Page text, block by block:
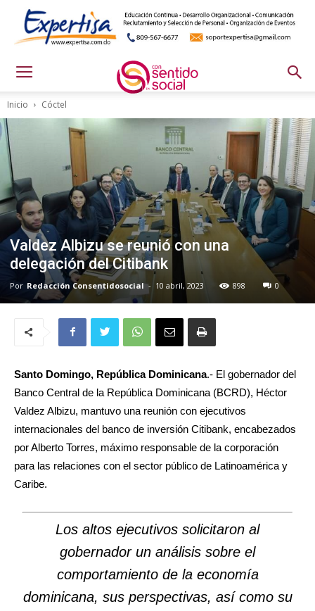
Inicio Cóctel
Valdez Albizu se reunió con una
delegación del Citibank
Por Redacción Consentidosocial - 10 abril, 2023 898 0
Santo Domingo, República Dominicana.- El gobernador del
Banco Central de la República Dominicana (BCRD), Héctor
Valdez Albizu, mantuvo una reunión con ejecutivos
internacionales del banco de inversión Citibank, encabezados
por Alberto Torres, máximo responsable de la corporación
para las relaciones con el sector público de Latinoamérica y
Caribe.
Los altos ejecutivos solicitaron al
gobernador un análisis sobre el
comportamiento de la economía
dominicana, sus perspectivas, así como su